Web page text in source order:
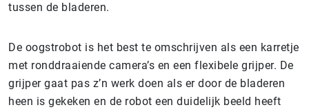
tussen de bladeren.
De oogstrobot is het best te omschrijven als een karretje
met ronddraaiende camera’s en een flexibele grijper. De
grijper gaat pas z’n werk doen als er door de bladeren
heen is gekeken en de robot een duidelijk beeld heeft